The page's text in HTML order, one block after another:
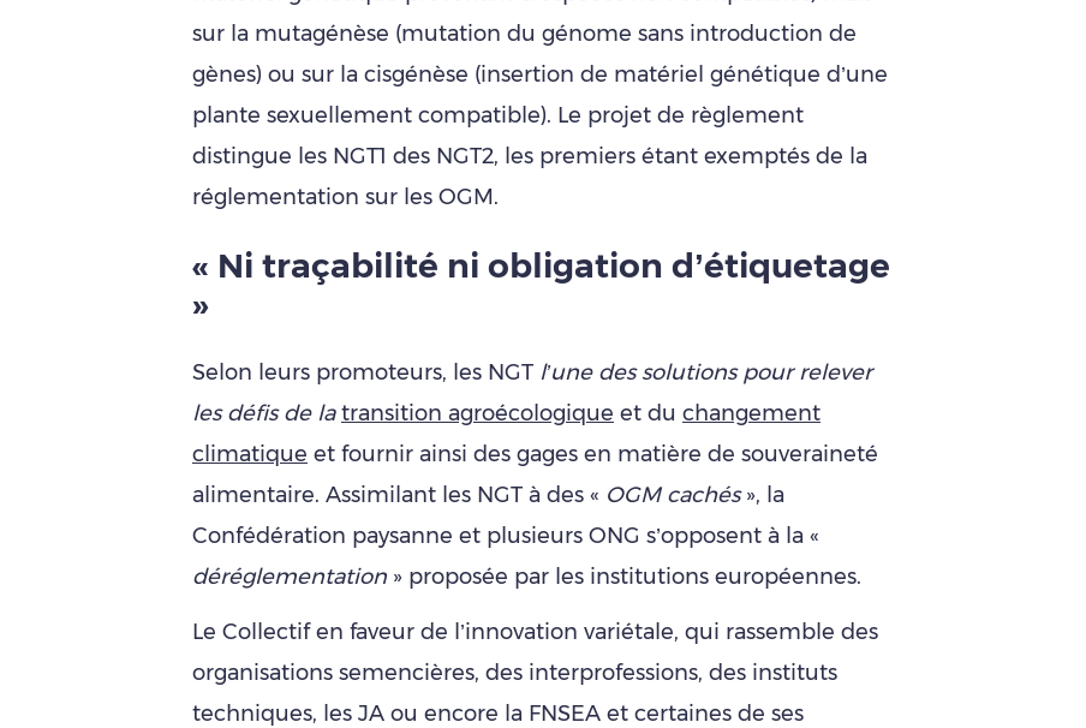
sur la mutagénèse (mutation du génome sans introduction de
gènes) ou sur la cisgénèse (insertion de matériel génétique d’une
plante sexuellement compatible). Le projet de règlement
distingue les NGT1 des NGT2, les premiers étant exemptés de la
réglementation sur les OGM.
« Ni traçabilité ni obligation d’étiquetage
»
Selon leurs promoteurs, les NGT l’une des solutions pour relever
les défis de la transition agroécologique et du changement
climatique et fournir ainsi des gages en matière de souveraineté
alimentaire. Assimilant les NGT à des « OGM cachés», la
Confédération paysanne et plusieurs ONG s’opposent à la «
déréglementation » proposée par les institutions européennes.
Le Collectif en faveur de l’innovation variétale, qui rassemble des
organisations semencières, des interprofessions, des instituts
techniques, les JA ou encore la FNSEA et certaines de ses